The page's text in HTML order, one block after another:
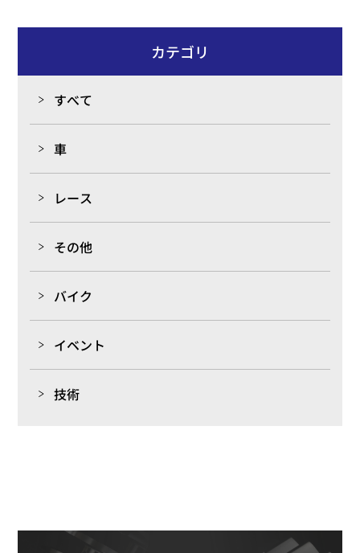
速ばかりしていると4速ギヤ以外にも３．５速まで負担
が掛かるという訳ですね（=。=； 改善策は4速カラ―に
WPC+DLCコーティング！！！ WPCでオイル保持力を上
げ、オイルが切れたとしてもDLCコーティングが滑りを
以外のギヤ、シンクロ、ハブ・スリーブ全ての部品に影
響が出て、思わぬ出費になりますので、早めにOH、WP
C処理、DLCコーティングのご検討を（^^）/ ピストン
ピンのDLCグレードアップキャンペーンもやってます
カテゴリ
すべて
車
レース
その他
バイク
イベント
技術